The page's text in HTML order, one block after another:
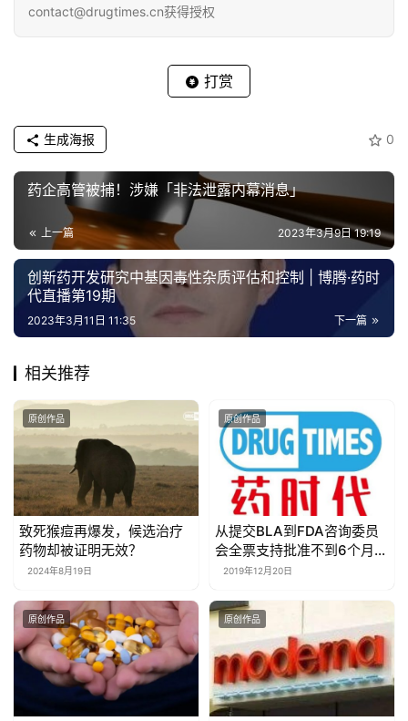
contact@drugtimes.cn获得授权
打赏
0
生成海报
药企高管被捕！涉嫌「非法泄露内幕消息」
上一篇 2023年3月9日 19:19
创新药开发研究中基因毒性杂质评估和控制 | 博腾·药时
代直播第19期
下一篇
2023年3月11日 11:35
相关推荐
原创作品
致死猴痘再爆发，候选治疗
药物却被证明无效？
2024年8月19日
原创作品
从提交BLA到FDA咨询委员
会全票支持批准不到6个月，
Teprotumumab这是要一飞
2019年12月20日
原创作品 原创作品